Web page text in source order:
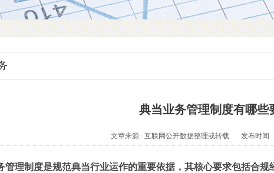
典当业务管理制度有哪些
文章来源 : 互联网公开数据整理或转载 发布时间 :
管理制度是规范典当行业运作的重要依据，其核心要求包括合